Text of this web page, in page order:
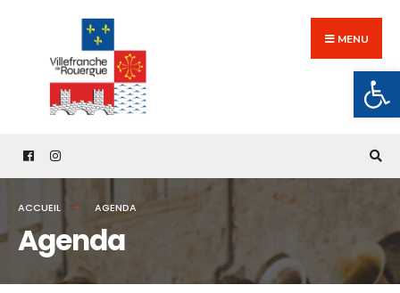
content
MENU
ACCUEIL AGENDA
Agenda